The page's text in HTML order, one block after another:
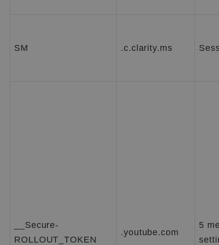
SM .c.clarity.ms
__Secure-
ROLLOUT_TOKEN
.youtube.com
5